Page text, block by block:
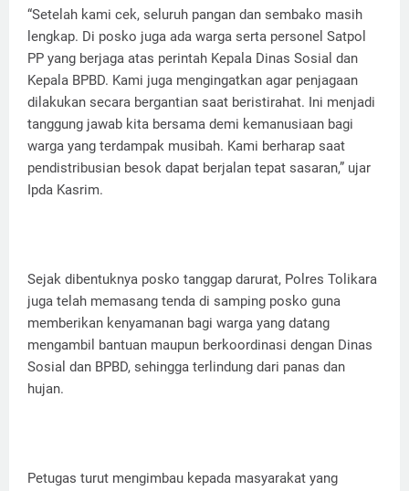
“Setelah kami cek, seluruh pangan dan sembako masih
lengkap. Di posko juga ada warga serta personel Satpol
PP yang berjaga atas perintah Kepala Dinas Sosial dan
Kepala BPBD. Kami juga mengingatkan agar penjagaan
dilakukan secara bergantian saat beristirahat. Ini menjadi
tanggung jawab kita bersama demi kemanusiaan bagi
warga yang terdampak musibah. Kami berharap saat
pendistribusian besok dapat berjalan tepat sasaran,” ujar
Ipda Kasrim.
Sejak dibentuknya posko tanggap darurat, Polres Tolikara
juga telah memasang tenda di samping posko guna
memberikan kenyamanan bagi warga yang datang
mengambil bantuan maupun berkoordinasi dengan Dinas
Sosial dan BPBD, sehingga terlindung dari panas dan
hujan.
Petugas turut mengimbau kepada masyarakat yang